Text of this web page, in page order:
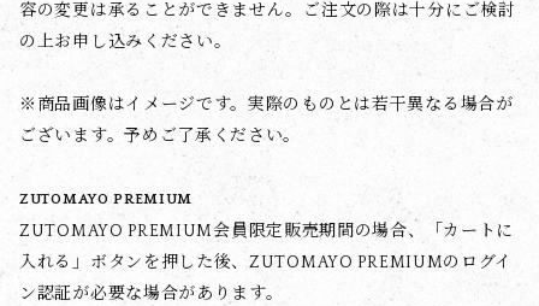
容の変更は承ることができません。ご注文の際は十分にご検討
の上お申し込みください。
※商品画像はイメージです。実際のものとは若干異なる場合が
ございます。予めご了承ください。
ZUTOMAYO PREMIUM
ZUTOMAYO PREMIUM会員限定販売期間の場合、「カートに
入れる」ボタンを押した後、ZUTOMAYO PREMIUMのログイ
ン認証が必要な場合があります。